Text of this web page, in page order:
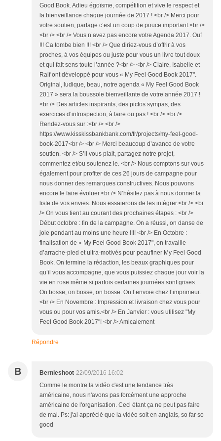
Good Book. Adieu égoïsme, compétition et vive le respect et
la bienveillance chaque journée de 2017 ! <br /> Merci pour
votre soutien, partage c’est un coup de pouce important.<br />
<br /> <br /> Vous n’avez pas encore votre Agenda 2017. Ouf
!!! Ca tombe bien !!! <br /> Que diriez-vous d’offrir à vos
proches, à vos équipes ou juste pour vous un livre tout doux
et qui fait sens toute l’année ?<br /> <br /> Claire, Isabelle et
Ralf ont développé pour vous « My Feel Good Book 2017".
Original, ludique, beau, notre agenda « My Feel Good Book
2017 » sera la boussole bienveillante de votre année 2017 !
<br /> Des articles inspirants, des pictos sympas, des
exercices d’introspection, à faire ou pas ! <br /> <br />
Rendez-vous sur :<br /> <br />
https://www.kisskissbankbank.com/fr/projects/my-feel-good-
book-2017<br /> <br /> Merci beaucoup d’avance de votre
soutien. <br /> S’il vous plait, partagez notre projet,
commentez et/ou soutenez le. <br /> Nous comptons sur vous
également pour profiter de ces 26 jours de campagne pour
nous donner des remarques constructives. Nous pouvons
encore le faire évoluer.<br /> N’hésitez pas à nous donner la
liste de vos envies. Nous essaierons de les intégrer.<br /> <br
/> On vous tient au courant des prochaines étapes : <br />
Début octobre : fin de la campagne. On a réussi, on danse de
joie pendant au moins une heure !!!! <br /> En Octobre :
finalisation de « My Feel Good Book 2017", on travaille
d’arrache-pied et ultra-motivés pour peaufiner My Feel Good
Book. On termine la rédaction, les beaux graphiques pour
qu’il vous accompagne, que vous puissiez chaque jour voir la
vie en rose même si parfois certaines journées sont grises.
On bosse, on bosse, on bosse. On l’envoie chez l’imprimeur.
<br /> En Novembre : Impression et livraison chez vous pour
vous ou pour vos amis.<br /> En Janvier : vous utilisez "My
Feel Good Book 2017"! <br /> Amicalement
Répondre
B Bernieshoot 22/09/2016 16:02
Comme le montre la vidéo c'est une tendance très
américaine, nous n'avons pas forcément une approche
américaine de l'organisation. Ceci étant ça ne peut pas faire
de mal. Ps: j'ai apprécié que la vidéo soit en anglais, so far so
good